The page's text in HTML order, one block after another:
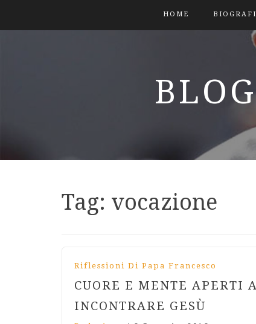
HOME
Tag: vocazione
Riflessioni Di Papa Francesco
CUORE E MENTE APERTI
INCONTRARE GESÙ